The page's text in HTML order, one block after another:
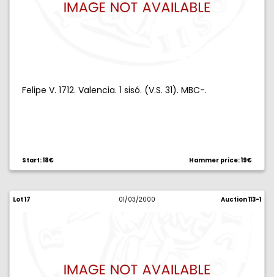
Felipe V. 1712. Valencia. 1 sisó. (V.S. 31). MBC-.
Start: 18€ Hammer price: 19€
Lot 17 01/03/2000 Auction 113-1